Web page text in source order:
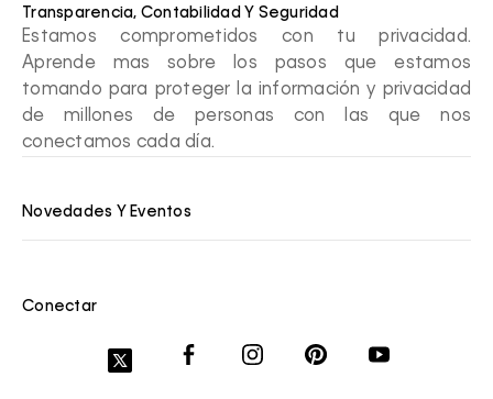
Transparencia, Contabilidad Y Seguridad
Estamos comprometidos con tu privacidad.
Aprende mas sobre los pasos que estamos
tomando para proteger la información y privacidad
de millones de personas con las que nos
conectamos cada día.
Novedades Y Eventos
Conectar